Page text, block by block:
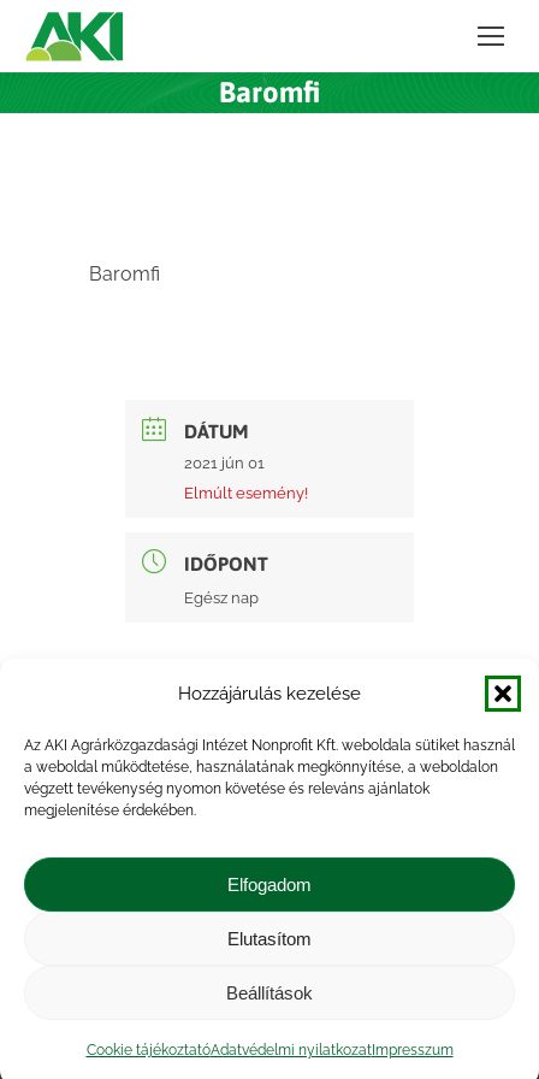
Hozzájárulás kezelése
Az AKI Agrárközgazdasági Intézet Nonprofit Kft. weboldala sütiket használ
a weboldal működtetése, használatának megkönnyítése, a weboldalon
végzett tevékenység nyomon követése és releváns ajánlatok
megjelenítése érdekében.
Elfogadom
Elutasítom
Beállítások
Cookie tájékoztatóAdatvédelmi nyilatkozatImpresszum
Baromfi
Baromfi
DÁTUM
2021 jún 01
Elmúlt esemény!
IDŐPONT
Egész nap
+ Google Naptárba mentés
+ iCal Exportálás
Közérdekű adatok
| Adatvédelmi nyilatkozat
|